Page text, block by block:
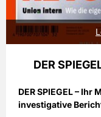
DER
DER SPIEGEL –
investigative